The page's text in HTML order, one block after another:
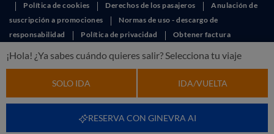
¡Hola! ¿Ya sabes cuándo quieres salir? Selecciona tu viaje
SOLO IDA IDA/VUELTA
RESERVA CON GINEVRA AI
Política de cookies
Derechos de los pasajeros
Anulación de
suscripción a promociones
Normas de uso - descargo de
responsabilidad
Política de privacidad
Obtener factura
This site is protected by reCAPTCHA and the Google Privacy Policy
Terms of Service